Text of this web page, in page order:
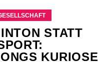
STATT
KURIOSE